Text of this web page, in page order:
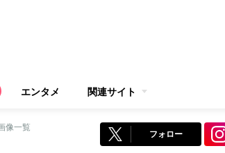
エンタメ 関連サイト
像一覧
フォロー